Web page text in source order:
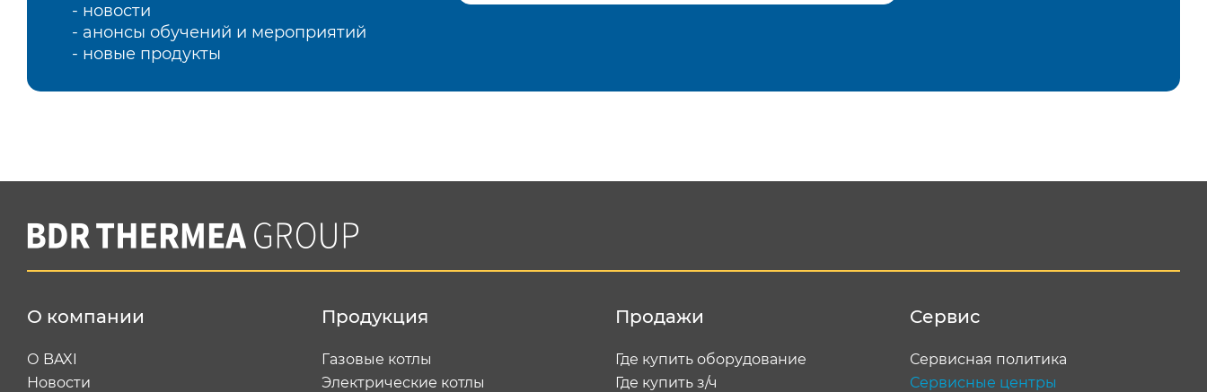
- новости
- анонсы обучений и мероприятий
- новые продукты
О компании
О BAXI
Новости
Продукция
Газовые котлы
Электрические котлы
Продажи
Где купить оборудование
Где купить з/ч
Сервис
Сервисная политика
Сервисные центры